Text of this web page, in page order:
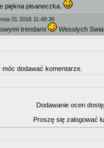
piękna pisaneczka.
01 2018 11:48:36
trendami Wesolych
dodawać komentarze.
Dodawanie ocen
Proszę się zalogować